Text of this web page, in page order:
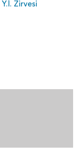
Y.İ. Zirvesi